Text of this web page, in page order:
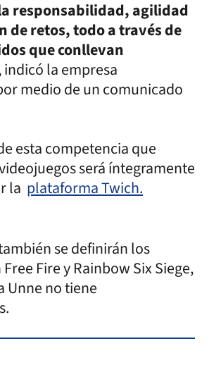
responsabilidad, agilidad
de retos, todo a través de
que conllevan
indicó la empresa
medio de un comunicado
esta competencia que
será íntegramente
la plataforma Twich.
se definirán los
Fire y Rainbow Six Siege,
Unne no tiene